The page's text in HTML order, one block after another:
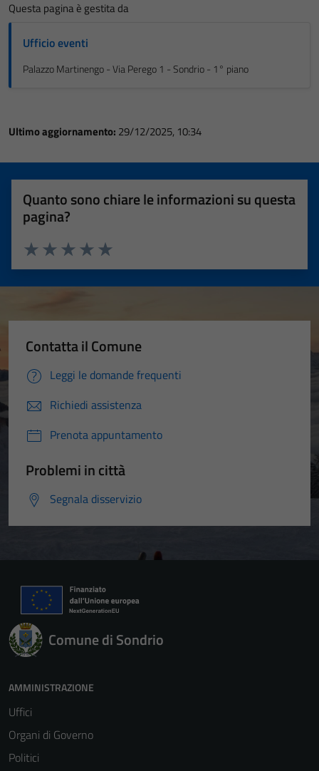
Questa pagina è gestita da
Ufficio eventi
Palazzo Martinengo - Via Perego 1 - Sondrio - 1° piano
Ultimo aggiornamento: 29/12/2025, 10:34
Quanto sono chiare le informazioni su questa
pagina?
Valuta 5 stelle su 5
Valuta 4 stelle su 5
Valuta 3 stelle su 5
Valuta 2 stelle su 5
Valuta 1 stelle su 5
Contatta il Comune
Leggi le domande frequenti
Richiedi assistenza
Prenota appuntamento
Problemi in città
Segnala disservizio
Comune di Sondrio
AMMINISTRAZIONE
Uffici
Organi di Governo
Politici